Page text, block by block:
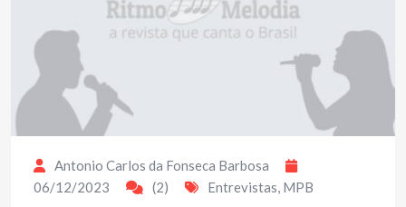
Antonio Carlos da Fonseca Barbosa
06/12/2023
(2) Entrevistas, MPB